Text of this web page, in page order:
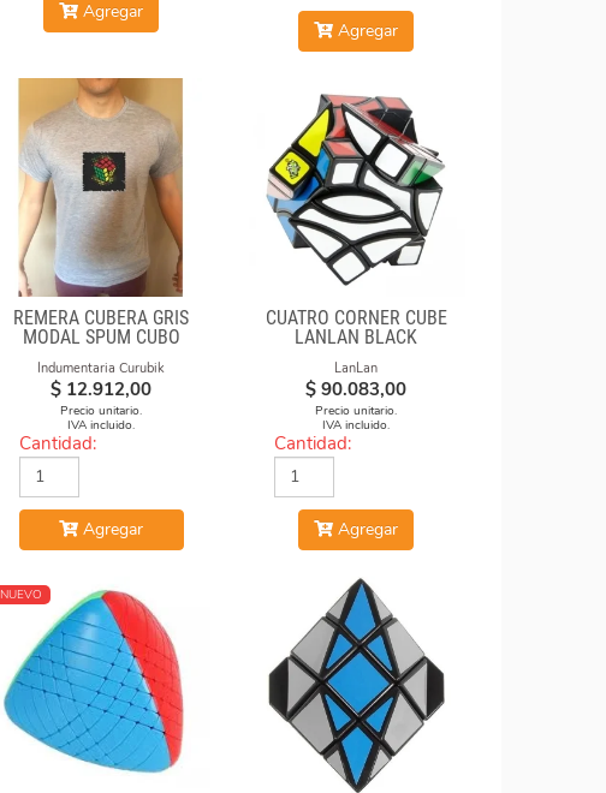
Agregar
Agregar
REMERA CUBERA GRIS
MODAL SPUM CUBO
Indumentaria Curubik
$ 12.912,00
Precio unitario.
IVA incluido.
Cantidad:
Agregar
CUATRO CORNER CUBE
LANLAN BLACK
LanLan
$ 90.083,00
Precio unitario.
IVA incluido.
Cantidad:
Agregar
NUEVO